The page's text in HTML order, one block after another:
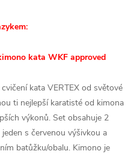
kata WKF approved
kata VERTEX od světové
ti nejlepší karatisté od kimona
výkonů. Set obsahuje 2
s červenou výšivkou a
batůžku/obalu. Kimono je